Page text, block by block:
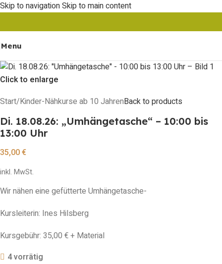
Skip to navigationSkip to main content
Menu
Click to enlarge
Start/Kinder-Nähkurse ab 10 JahrenBack to products
Di. 18.08.26: „Umhängetasche“ – 10:00 bis
13:00 Uhr
35,00€
inkl. MwSt.
Wir nähen eine gefütterte Umhängetasche-
Kursleiterin: Ines Hilsberg
Kursgebühr: 35,00 € + Material
4 vorrätig